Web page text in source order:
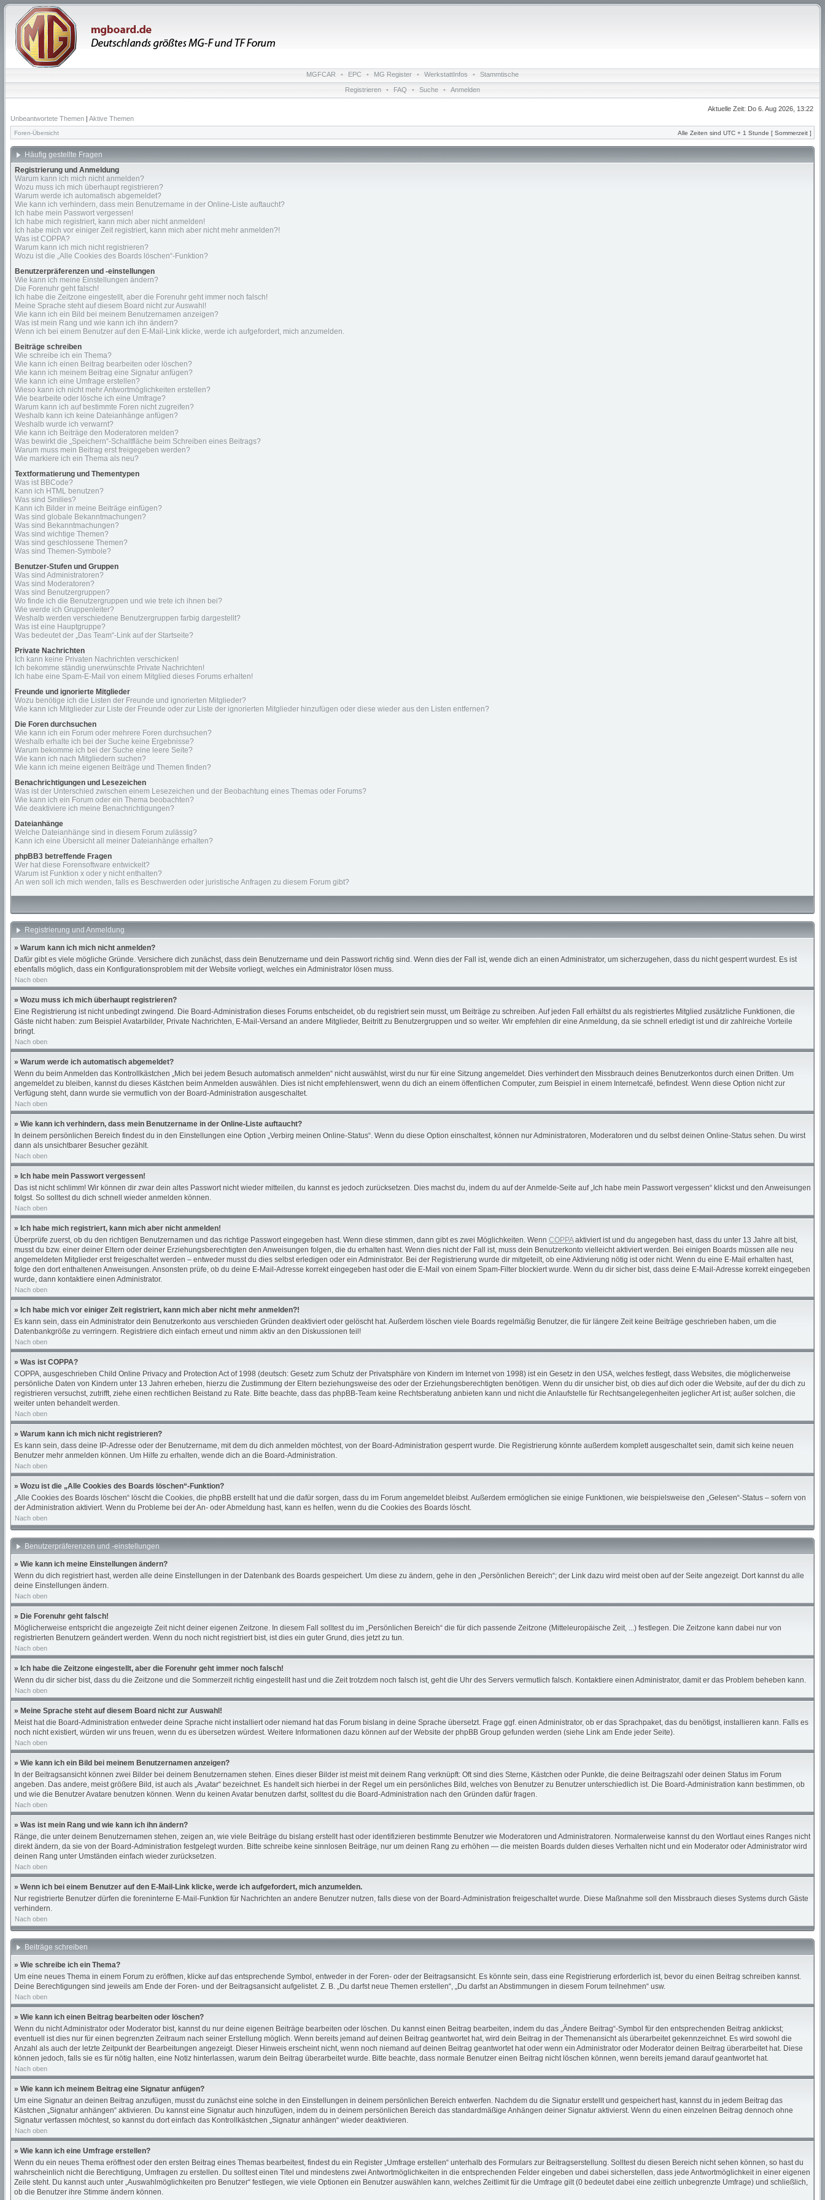
MGFCAR • EPC • MG Register • WerkstattInfos • Stammtische
Registrieren • FAQ • Suche • Anmelden
Aktuelle Zeit: Do 6. Aug 2026, 13:22
Unbeantwortete Themen | Aktive Themen
Foren-Übersicht Alle Zeiten sind UTC + 1 Stunde [ Sommerzeit ]
Häufig gestellte Fragen
Registrierung und Anmeldung
Warum kann ich mich nicht anmelden?
Wozu muss ich mich überhaupt registrieren?
Warum werde ich automatisch abgemeldet?
Wie kann ich verhindern, dass mein Benutzername in der Online-Liste auftaucht?
Ich habe mein Passwort vergessen!
Ich habe mich registriert, kann mich aber nicht anmelden!
Ich habe mich vor einiger Zeit registriert, kann mich aber nicht mehr anmelden?!
Was ist COPPA?
Warum kann ich mich nicht registrieren?
Wozu ist die „Alle Cookies des Boards löschen“-Funktion?
Benutzerpräferenzen und -einstellungen
Wie kann ich meine Einstellungen ändern?
Die Forenuhr geht falsch!
Ich habe die Zeitzone eingestellt, aber die Forenuhr geht immer noch falsch!
Meine Sprache steht auf diesem Board nicht zur Auswahl!
Wie kann ich ein Bild bei meinem Benutzernamen anzeigen?
Was ist mein Rang und wie kann ich ihn ändern?
Wenn ich bei einem Benutzer auf den E-Mail-Link klicke, werde ich aufgefordert, mich anzumelden.
Beiträge schreiben
Wie schreibe ich ein Thema?
Wie kann ich einen Beitrag bearbeiten oder löschen?
Wie kann ich meinem Beitrag eine Signatur anfügen?
Wie kann ich eine Umfrage erstellen?
Wieso kann ich nicht mehr Antwortmöglichkeiten erstellen?
Wie bearbeite oder lösche ich eine Umfrage?
Warum kann ich auf bestimmte Foren nicht zugreifen?
Weshalb kann ich keine Dateianhänge anfügen?
Weshalb wurde ich verwarnt?
Wie kann ich Beiträge den Moderatoren melden?
Was bewirkt die „Speichern“-Schaltfläche beim Schreiben eines Beitrags?
Warum muss mein Beitrag erst freigegeben werden?
Wie markiere ich ein Thema als neu?
Textformatierung und Thementypen
Was ist BBCode?
Kann ich HTML benutzen?
Was sind Smilies?
Kann ich Bilder in meine Beiträge einfügen?
Was sind globale Bekanntmachungen?
Was sind Bekanntmachungen?
Was sind wichtige Themen?
Was sind geschlossene Themen?
Was sind Themen-Symbole?
Benutzer-Stufen und Gruppen
Was sind Administratoren?
Was sind Moderatoren?
Was sind Benutzergruppen?
Wo finde ich die Benutzergruppen und wie trete ich ihnen bei?
Wie werde ich Gruppenleiter?
Weshalb werden verschiedene Benutzergruppen farbig dargestellt?
Was ist eine Hauptgruppe?
Was bedeutet der „Das Team“-Link auf der Startseite?
Private Nachrichten
Ich kann keine Privaten Nachrichten verschicken!
Ich bekomme ständig unerwünschte Private Nachrichten!
Ich habe eine Spam-E-Mail von einem Mitglied dieses Forums erhalten!
Freunde und ignorierte Mitglieder
Wozu benötige ich die Listen der Freunde und ignorierten Mitglieder?
Wie kann ich Mitglieder zur Liste der Freunde oder zur Liste der ignorierten Mitglieder hinzufügen oder diese wieder aus den Listen entfernen?
Die Foren durchsuchen
Wie kann ich ein Forum oder mehrere Foren durchsuchen?
Weshalb erhalte ich bei der Suche keine Ergebnisse?
Warum bekomme ich bei der Suche eine leere Seite?
Wie kann ich nach Mitgliedern suchen?
Wie kann ich meine eigenen Beiträge und Themen finden?
Benachrichtigungen und Lesezeichen
Was ist der Unterschied zwischen einem Lesezeichen und der Beobachtung eines Themas oder Forums?
Wie kann ich ein Forum oder ein Thema beobachten?
Wie deaktiviere ich meine Benachrichtigungen?
Dateianhänge
Welche Dateianhänge sind in diesem Forum zulässig?
Kann ich eine Übersicht all meiner Dateianhänge erhalten?
phpBB3 betreffende Fragen
Wer hat diese Forensoftware entwickelt?
Warum ist Funktion x oder y nicht enthalten?
An wen soll ich mich wenden, falls es Beschwerden oder juristische Anfragen zu diesem Forum gibt?
Registrierung und Anmeldung
» Warum kann ich mich nicht anmelden?
Dafür gibt es viele mögliche Gründe. Versichere dich zunächst, dass dein Benutzername und dein Passwort richtig sind. Wenn dies der Fall ist, wende dich an einen Administrator, um sicherzugehen, dass du nicht gesperrt wurdest. Es ist
ebenfalls möglich, dass ein Konfigurationsproblem mit der Website vorliegt, welches ein Administrator lösen muss.
Nach oben
» Wozu muss ich mich überhaupt registrieren?
Eine Registrierung ist nicht unbedingt zwingend. Die Board-Administration dieses Forums entscheidet, ob du registriert sein musst, um Beiträge zu schreiben. Auf jeden Fall erhältst du als registriertes Mitglied zusätzliche Funktionen, die
Gäste nicht haben: zum Beispiel Avatarbilder, Private Nachrichten, E-Mail-Versand an andere Mitglieder, Beitritt zu Benutzergruppen und so weiter. Wir empfehlen dir eine Anmeldung, da sie schnell erledigt ist und dir zahlreiche Vorteile
bringt.
Nach oben
» Warum werde ich automatisch abgemeldet?
Wenn du beim Anmelden das Kontrollkästchen „Mich bei jedem Besuch automatisch anmelden“ nicht auswählst, wirst du nur für eine Sitzung angemeldet. Dies verhindert den Missbrauch deines Benutzerkontos durch einen Dritten. Um
angemeldet zu bleiben, kannst du dieses Kästchen beim Anmelden auswählen. Dies ist nicht empfehlenswert, wenn du dich an einem öffentlichen Computer, zum Beispiel in einem Internetcafé, befindest. Wenn diese Option nicht zur
Verfügung steht, dann wurde sie vermutlich von der Board-Administration ausgeschaltet.
Nach oben
» Wie kann ich verhindern, dass mein Benutzername in der Online-Liste auftaucht?
In deinem persönlichen Bereich findest du in den Einstellungen eine Option „Verbirg meinen Online-Status“. Wenn du diese Option einschaltest, können nur Administratoren, Moderatoren und du selbst deinen Online-Status sehen. Du wirst
dann als unsichtbarer Besucher gezählt.
Nach oben
» Ich habe mein Passwort vergessen!
Das ist nicht schlimm! Wir können dir zwar dein altes Passwort nicht wieder mitteilen, du kannst es jedoch zurücksetzen. Dies machst du, indem du auf der Anmelde-Seite auf „Ich habe mein Passwort vergessen“ klickst und den Anweisungen
folgst. So solltest du dich schnell wieder anmelden können.
Nach oben
» Ich habe mich registriert, kann mich aber nicht anmelden!
Überprüfe zuerst, ob du den richtigen Benutzernamen und das richtige Passwort eingegeben hast. Wenn diese stimmen, dann gibt es zwei Möglichkeiten. Wenn COPPAaktiviert ist und du angegeben hast, dass du unter 13 Jahre alt bist,
musst du bzw. einer deiner Eltern oder deiner Erziehungsberechtigten den Anweisungen folgen, die du erhalten hast. Wenn dies nicht der Fall ist, muss dein Benutzerkonto vielleicht aktiviert werden. Bei einigen Boards müssen alle neu
angemeldeten Mitglieder erst freigeschaltet werden – entweder musst du dies selbst erledigen oder ein Administrator. Bei der Registrierung wurde dir mitgeteilt, ob eine Aktivierung nötig ist oder nicht. Wenn du eine E-Mail erhalten hast,
folge den dort enthaltenen Anweisungen. Ansonsten prüfe, ob du deine E-Mail-Adresse korrekt eingegeben hast oder die E-Mail von einem Spam-Filter blockiert wurde. Wenn du dir sicher bist, dass deine E-Mail-Adresse korrekt eingegeben
wurde, dann kontaktiere einen Administrator.
Nach oben
» Ich habe mich vor einiger Zeit registriert, kann mich aber nicht mehr anmelden?!
Es kann sein, dass ein Administrator dein Benutzerkonto aus verschieden Gründen deaktiviert oder gelöscht hat. Außerdem löschen viele Boards regelmäßig Benutzer, die für längere Zeit keine Beiträge geschrieben haben, um die
Datenbankgröße zu verringern. Registriere dich einfach erneut und nimm aktiv an den Diskussionen teil!
Nach oben
» Was ist COPPA?
COPPA, ausgeschrieben Child Online Privacy and Protection Act of 1998 (deutsch: Gesetz zum Schutz der Privatsphäre von Kindern im Internet von 1998) ist ein Gesetz in den USA, welches festlegt, dass Websites, die möglicherweise
persönliche Daten von Kindern unter 13 Jahren erheben, hierzu die Zustimmung der Eltern beziehungsweise des oder der Erziehungsberechtigten benötigen. Wenn du dir unsicher bist, ob dies auf dich oder die Website, auf der du dich zu
registrieren versuchst, zutrifft, ziehe einen rechtlichen Beistand zu Rate. Bitte beachte, dass das phpBB-Team keine Rechtsberatung anbieten kann und nicht die Anlaufstelle für Rechtsangelegenheiten jeglicher Art ist; außer solchen, die
weiter unten behandelt werden.
Nach oben
» Warum kann ich mich nicht registrieren?
Es kann sein, dass deine IP-Adresse oder der Benutzername, mit dem du dich anmelden möchtest, von der Board-Administration gesperrt wurde. Die Registrierung könnte außerdem komplett ausgeschaltet sein, damit sich keine neuen
Benutzer mehr anmelden können. Um Hilfe zu erhalten, wende dich an die Board-Administration.
Nach oben
» Wozu ist die „Alle Cookies des Boards löschen“-Funktion?
„Alle Cookies des Boards löschen“ löscht die Cookies, die phpBB erstellt hat und die dafür sorgen, dass du im Forum angemeldet bleibst. Außerdem ermöglichen sie einige Funktionen, wie beispielsweise den „Gelesen“-Status – sofern von
der Administration aktiviert. Wenn du Probleme bei der An- oder Abmeldung hast, kann es helfen, wenn du die Cookies des Boards löscht.
Nach oben
Benutzerpräferenzen und -einstellungen
» Wie kann ich meine Einstellungen ändern?
Wenn du dich registriert hast, werden alle deine Einstellungen in der Datenbank des Boards gespeichert. Um diese zu ändern, gehe in den „Persönlichen Bereich“; der Link dazu wird meist oben auf der Seite angezeigt. Dort kannst du alle
deine Einstellungen ändern.
Nach oben
» Die Forenuhr geht falsch!
Möglicherweise entspricht die angezeigte Zeit nicht deiner eigenen Zeitzone. In diesem Fall solltest du im „Persönlichen Bereich“ die für dich passende Zeitzone (Mitteleuropäische Zeit, ...) festlegen. Die Zeitzone kann dabei nur von
registrierten Benutzern geändert werden. Wenn du noch nicht registriert bist, ist dies ein guter Grund, dies jetzt zu tun.
Nach oben
» Ich habe die Zeitzone eingestellt, aber die Forenuhr geht immer noch falsch!
Wenn du dir sicher bist, dass du die Zeitzone und die Sommerzeit richtig eingestellt hast und die Zeit trotzdem noch falsch ist, geht die Uhr des Servers vermutlich falsch. Kontaktiere einen Administrator, damit er das Problem beheben kann.
Nach oben
» Meine Sprache steht auf diesem Board nicht zur Auswahl!
Meist hat die Board-Administration entweder deine Sprache nicht installiert oder niemand hat das Forum bislang in deine Sprache übersetzt. Frage ggf. einen Administrator, ob er das Sprachpaket, das du benötigst, installieren kann. Falls es
noch nicht existiert, würden wir uns freuen, wenn du es übersetzen würdest. Weitere Informationen dazu können auf der Website der phpBB Group gefunden werden (siehe Link am Ende jeder Seite).
Nach oben
» Wie kann ich ein Bild bei meinem Benutzernamen anzeigen?
In der Beitragsansicht können zwei Bilder bei deinem Benutzernamen stehen. Eines dieser Bilder ist meist mit deinem Rang verknüpft: Oft sind dies Sterne, Kästchen oder Punkte, die deine Beitragszahl oder deinen Status im Forum
angeben. Das andere, meist größere Bild, ist auch als „Avatar“ bezeichnet. Es handelt sich hierbei in der Regel um ein persönliches Bild, welches von Benutzer zu Benutzer unterschiedlich ist. Die Board-Administration kann bestimmen, ob
und wie die Benutzer Avatare benutzen können. Wenn du keinen Avatar benutzen darfst, solltest du die Board-Administration nach den Gründen dafür fragen.
Nach oben
» Was ist mein Rang und wie kann ich ihn ändern?
Ränge, die unter deinem Benutzernamen stehen, zeigen an, wie viele Beiträge du bislang erstellt hast oder identifizieren bestimmte Benutzer wie Moderatoren und Administratoren. Normalerweise kannst du den Wortlaut eines Ranges nicht
direkt ändern, da sie von der Board-Administration festgelegt wurden. Bitte schreibe keine sinnlosen Beiträge, nur um deinen Rang zu erhöhen — die meisten Boards dulden dieses Verhalten nicht und ein Moderator oder Administrator wird
deinen Rang unter Umständen einfach wieder zurücksetzen.
Nach oben
» Wenn ich bei einem Benutzer auf den E-Mail-Link klicke, werde ich aufgefordert, mich anzumelden.
Nur registrierte Benutzer dürfen die foreninterne E-Mail-Funktion für Nachrichten an andere Benutzer nutzen, falls diese von der Board-Administration freigeschaltet wurde. Diese Maßnahme soll den Missbrauch dieses Systems durch Gäste
verhindern.
Nach oben
Beiträge schreiben
» Wie schreibe ich ein Thema?
Um eine neues Thema in einem Forum zu eröffnen, klicke auf das entsprechende Symbol, entweder in der Foren- oder der Beitragsansicht. Es könnte sein, dass eine Registrierung erforderlich ist, bevor du einen Beitrag schreiben kannst.
Deine Berechtigungen sind jeweils am Ende der Foren- und der Beitragsansicht aufgelistet. Z. B. „Du darfst neue Themen erstellen“, „Du darfst an Abstimmungen in diesem Forum teilnehmen“ usw.
Nach oben
» Wie kann ich einen Beitrag bearbeiten oder löschen?
Wenn du nicht Administrator oder Moderator bist, kannst du nur deine eigenen Beiträge bearbeiten oder löschen. Du kannst einen Beitrag bearbeiten, indem du das „Ändere Beitrag“-Symbol für den entsprechenden Beitrag anklickst;
eventuell ist dies nur für einen begrenzten Zeitraum nach seiner Erstellung möglich. Wenn bereits jemand auf deinen Beitrag geantwortet hat, wird dein Beitrag in der Themenansicht als überarbeitet gekennzeichnet. Es wird sowohl die
Anzahl als auch der letzte Zeitpunkt der Bearbeitungen angezeigt. Dieser Hinweis erscheint nicht, wenn noch niemand auf deinen Beitrag geantwortet hat oder wenn ein Administrator oder Moderator deinen Beitrag überarbeitet hat. Diese
können jedoch, falls sie es für nötig halten, eine Notiz hinterlassen, warum dein Beitrag überarbeitet wurde. Bitte beachte, dass normale Benutzer einen Beitrag nicht löschen können, wenn bereits jemand darauf geantwortet hat.
Nach oben
» Wie kann ich meinem Beitrag eine Signatur anfügen?
Um eine Signatur an deinen Beitrag anzufügen, musst du zunächst eine solche in den Einstellungen in deinem persönlichen Bereich entwerfen. Nachdem du die Signatur erstellt und gespeichert hast, kannst du in jedem Beitrag das
Kästchen „Signatur anhängen“ aktivieren. Du kannst eine Signatur auch hinzufügen, indem du in deinem persönlichen Bereich das standardmäßige Anhängen deiner Signatur aktivierst. Wenn du einen einzelnen Beitrag dennoch ohne
Signatur verfassen möchtest, so kannst du dort einfach das Kontrollkästchen „Signatur anhängen“ wieder deaktivieren.
Nach oben
» Wie kann ich eine Umfrage erstellen?
Wenn du ein neues Thema eröffnest oder den ersten Beitrag eines Themas bearbeitest, findest du ein Register „Umfrage erstellen“ unterhalb des Formulars zur Beitragserstellung. Solltest du diesen Bereich nicht sehen können, so hast du
wahrscheinlich nicht die Berechtigung, Umfragen zu erstellen. Du solltest einen Titel und mindestens zwei Antwortmöglichkeiten in die entsprechenden Felder eingeben und dabei sicherstellen, dass jede Antwortmöglichkeit in einer eigenen
Zeile steht. Du kannst auch unter „Auswahlmöglichkeiten pro Benutzer“ festlegen, wie viele Optionen ein Benutzer auswählen kann, welches Zeitlimit für die Umfrage gilt (0 bedeutet dabei eine zeitlich unbegrenzte Umfrage) und schließlich,
ob die Benutzer ihre Stimme ändern können.